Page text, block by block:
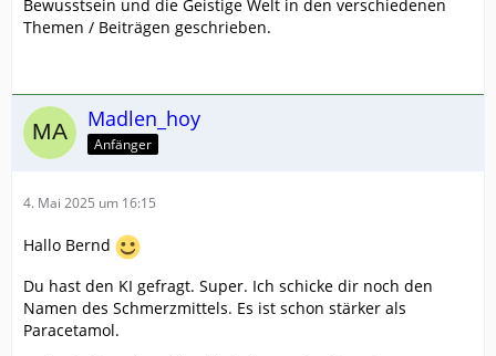
Bewusstsein und die Geistige Welt in den verschiedenen
Themen / Beiträgen geschrieben.
Madlen_hoy
Anfänger
4. Mai 2025 um 16:15
Hallo Bernd
Du hast den KI gefragt. Super. Ich schicke dir noch den
Namen des Schmerzmittels. Es ist schon stärker als
Paracetamol.